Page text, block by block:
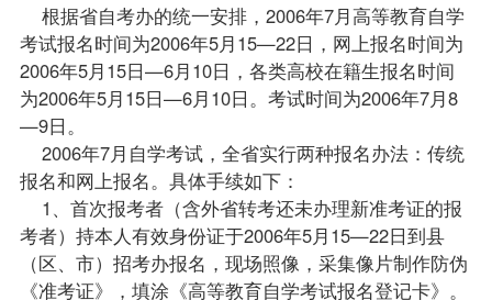
根据省自考办的统一安排，2006年7月高等教育自学
考试报名时间为2006年5月15—22日，网上报名时间为
2006年5月15日—6月10日，各类高校在籍生报名时间
为2006年5月15日—6月10日。考试时间为2006年7月8
—9日。
2006年7月自学考试，全省实行两种报名办法：传统
报名和网上报名。具体手续如下：
1、首次报考者（含外省转考还未办理新准考证的报
考者）持本人有效身份证于2006年5月15—22日到县
（区、市）招考办报名，现场照像，采集像片制作防伪
《准考证》，填涂《高等教育自学考试报名登记卡》。